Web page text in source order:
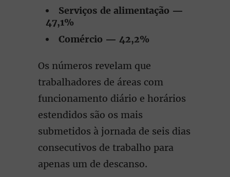
Serviços de alimentação —
47,1%
Comércio — 42,2%
Os números revelam que
trabalhadores de áreas com
funcionamento diário e horários
estendidos são os mais
submetidos à jornada de seis dias
consecutivos de trabalho para
apenas um de descanso.